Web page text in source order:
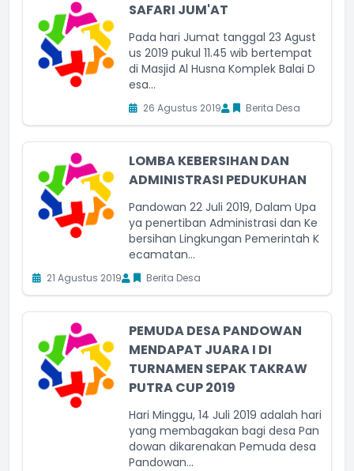
SAFARI JUM'AT
Pada hari Jumat tanggal 23 Agust
us 2019 pukul 11.45 wib bertempat
di Masjid Al Husna Komplek Balai D
esa...
26 Agustus 2019 Berita Desa
LOMBA KEBERSIHAN DAN
ADMINISTRASI PEDUKUHAN
Pandowan 22 Juli 2019, Dalam Upa
ya penertiban Administrasi dan Ke
bersihan Lingkungan Pemerintah K
ecamatan...
21 Agustus 2019 Berita Desa
PEMUDA DESA PANDOWAN
MENDAPAT JUARA I DI
TURNAMEN SEPAK TAKRAW
PUTRA CUP 2019
Hari Minggu, 14 Juli 2019 adalah hari
yang membagakan bagi desa Pan
dowan dikarenakan Pemuda desa
Pandowan...